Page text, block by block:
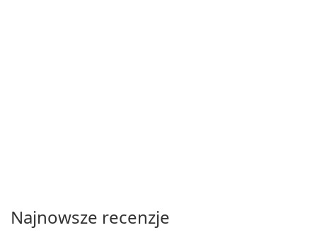
Najnowsze recenzje